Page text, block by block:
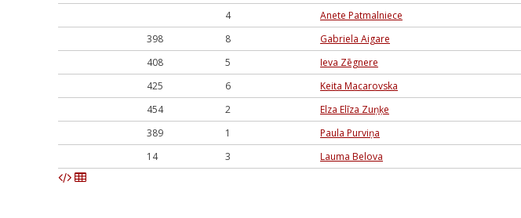
4
Anete Patmalniece
398
8 Gabriela Aigare
408
5 Ieva Zēgnere
425
6 Keita Macarovska
454
2 Elza Elīza Zuņķe
389
1 Paula Purviņa
14
3 Lauma Belova